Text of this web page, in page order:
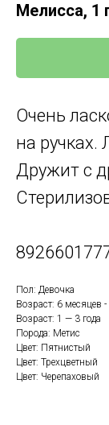
Мелисса, 1
Очень
на ручках.
Дружит с
Пол: Девочка
Возраст: 6 месяцев -
Возраст: 1 — 3 года
Порода: Метис
Цвет: Пятнистый
Цвет: Трехцветный
Цвет: Черепаховый